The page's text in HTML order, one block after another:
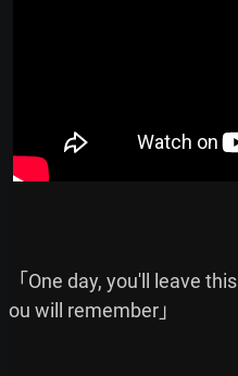
「One day, you'll leave
ou will remember」